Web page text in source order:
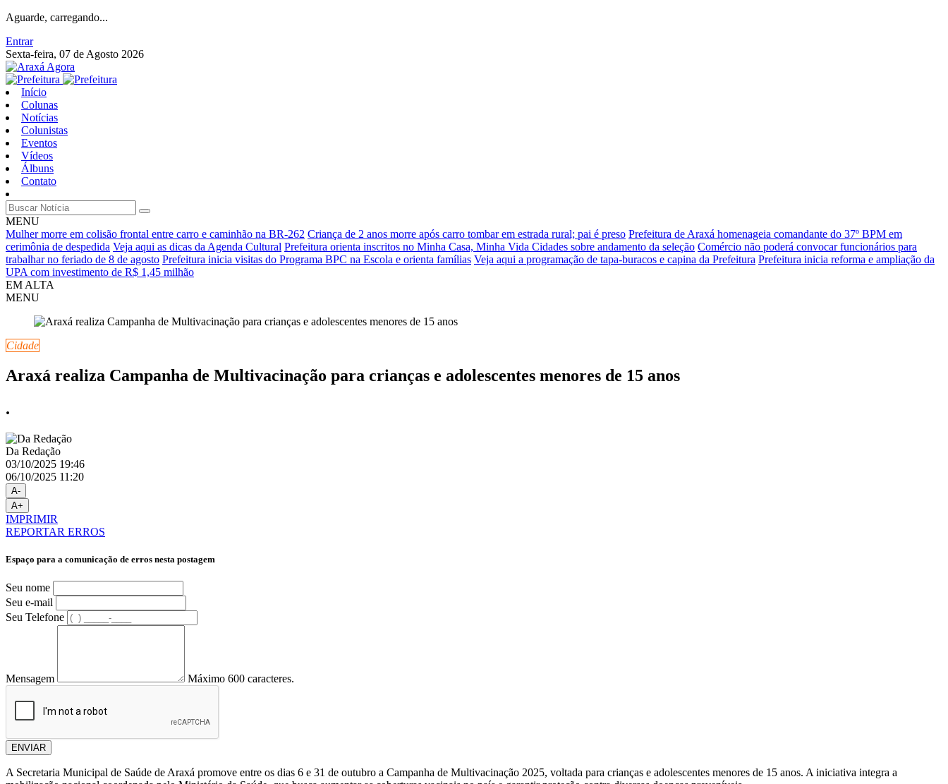
Aguarde, carregando...
Entrar
Sexta-feira, 07 de Agosto 2026
Início
Colunas
Notícias
Colunistas
Eventos
Vídeos
Álbuns
Contato
MENU
Mulher morre em colisão frontal entre carro e caminhão na BR-262 Criança de 2 anos morre após carro tombar em estrada rural; pai é preso Prefeitura de Araxá homenageia comandante do 37º BPM em
cerimônia de despedida Veja aqui as dicas da Agenda Cultural Prefeitura orienta inscritos no Minha Casa, Minha Vida Cidades sobre andamento da seleção Comércio não poderá convocar funcionários para
trabalhar no feriado de 8 de agosto Prefeitura inicia visitas do Programa BPC na Escola e orienta famílias Veja aqui a programação de tapa-buracos e capina da Prefeitura Prefeitura inicia reforma e ampliação da
UPA com investimento de R$ 1,45 milhão
EM ALTA
MENU
Cidade
Araxá realiza Campanha de Multivacinação para crianças e adolescentes menores de 15 anos
.
Da Redação
03/10/2025 19:46
06/10/2025 11:20
A-
A+
IMPRIMIR
REPORTAR ERROS
Espaço para a comunicação de erros nesta postagem
Seu nome
Seu e-mail
Seu Telefone
Mensagem Máximo 600 caracteres.
ENVIAR
A Secretaria Municipal de Saúde de Araxá promove entre os dias 6 e 31 de outubro a Campanha de Multivacinação 2025, voltada para crianças e adolescentes menores de 15 anos. A iniciativa integra a